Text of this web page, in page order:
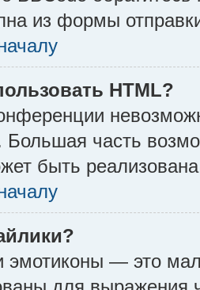
из формы
HTML?
Большая часть
быть
— это